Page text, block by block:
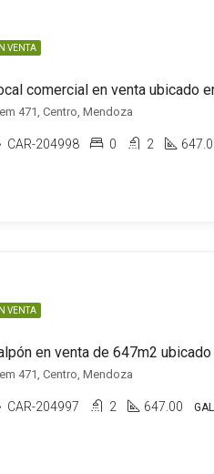
VENTA
comercial en venta ubicado
471, Centro, Mendoza
CAR-204998 0 2
VENTA
en venta de 647m2
471, Centro, Mendoza
CAR-204997 2 647.00